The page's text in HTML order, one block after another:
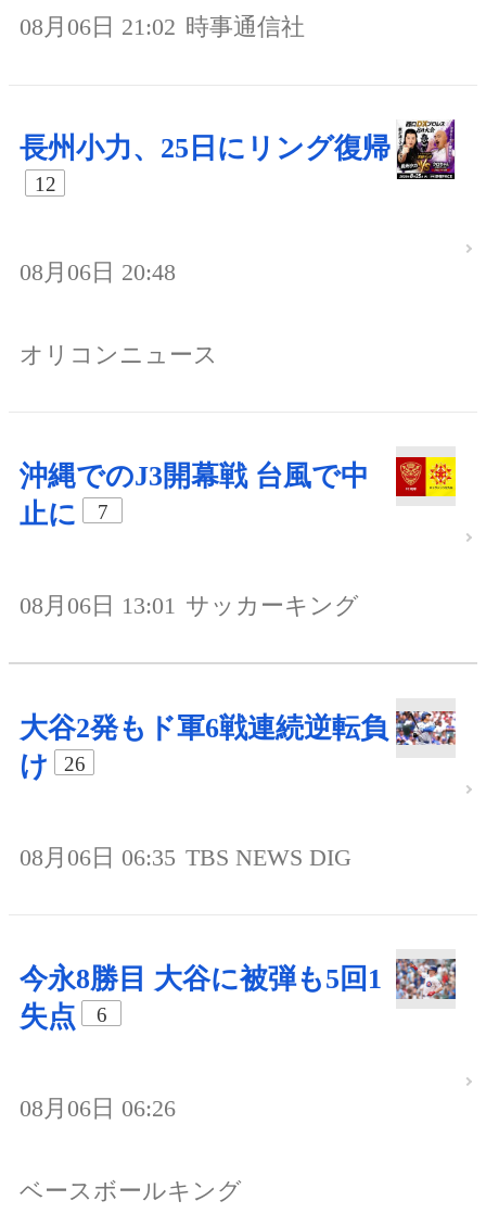
08月06日 21:02 時事通信社
長州小力、25日にリング復帰
12
08月06日 20:48
オリコンニュース
沖縄でのJ3開幕戦 台風で中
止に
7
08月06日 13:01 サッカーキング
大谷2発もド軍6戦連続逆転負
け
26
08月06日 06:35 TBS NEWS DIG
今永8勝目 大谷に被弾も5回1
失点
6
08月06日 06:26
ベースボールキング